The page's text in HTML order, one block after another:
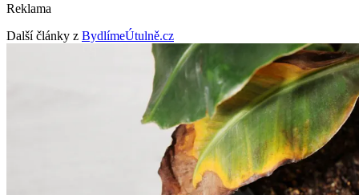
Reklama
Další články z BydlímeÚtulně.cz